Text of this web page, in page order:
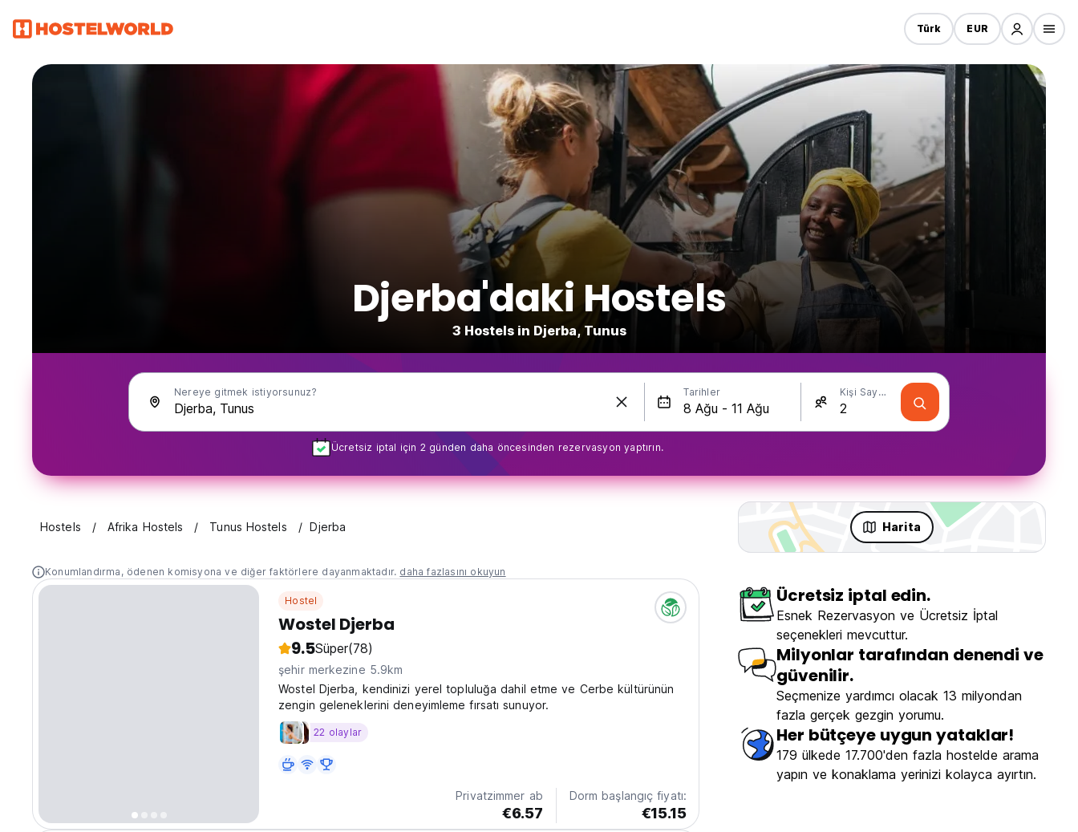
Türk EUR
Djerba'daki Hostels
3 Hostels in Djerba, Tunus
Nereye gitmek istiyorsunuz? Tarihler Kişi Sayısı
Ücretsiz iptal için 2 günden daha öncesinden rezervasyon yaptırın.
Hostels Afrika Hostels Tunus Hostels Djerba Harita
Konumlandırma, ödenen komisyona ve diğer faktörlere dayanmaktadır. daha fazlasını okuyun
Hostel
Wostel Djerba
9.5Süper(78)
şehir merkezine 5.9km
Wostel Djerba, kendinizi yerel topluluğa dahil etme ve Cerbe kültürünün
zengin geleneklerini deneyimleme fırsatı sunuyor.
22 olaylar
Privatzimmer ab
€6.57
Dorm başlangıç fiyatı:
€15.15
Ücretsiz iptal edin.
Esnek Rezervasyon ve Ücretsiz İptal
seçenekleri mevcuttur.
Milyonlar tarafından denendi ve
güvenilir.
Seçmenize yardımcı olacak 13 milyondan
fazla gerçek gezgin yorumu.
Her bütçeye uygun yataklar!
179 ülkede 17.700'den fazla hostelde arama
yapın ve konaklama yerinizi kolayca ayırtın.